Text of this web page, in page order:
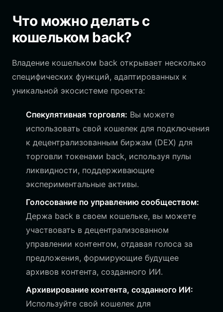
Что можно делать с
кошельком back?
Владение кошельком back открывает несколько
специфических функций, адаптированных к
уникальной экосистеме проекта:
Спекулятивная торговля: Вы можете
использовать свой кошелек для подключения
к децентрализованным биржам (DEX) для
торговли токенами back, используя пулы
ликвидности, поддерживающие
экспериментальные активы.
Голосование по управлению сообществом:
Держа back в своем кошельке, вы можете
участвовать в децентрализованном
управлении контентом, отдавая голоса за
предложения, формирующие будущее
архивов контента, созданного ИИ.
Архивирование контента, созданного ИИ:
Используйте свой кошелек для